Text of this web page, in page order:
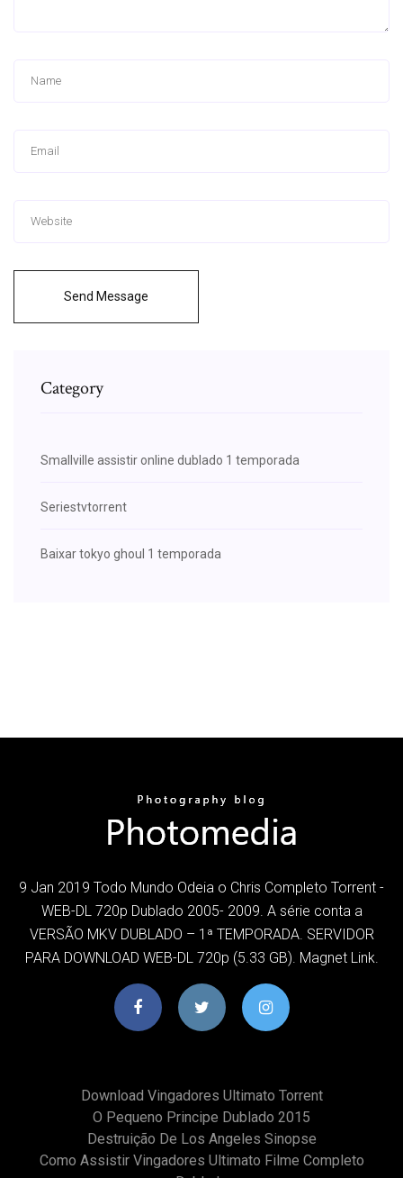
Send Message
Category
Smallville assistir online dublado 1 temporada
Seriestvtorrent
Baixar tokyo ghoul 1 temporada
9 Jan 2019 Todo Mundo Odeia o Chris Completo Torrent -
WEB-DL 720p Dublado 2005- 2009. A série conta a
VERSÃO MKV DUBLADO – 1ª TEMPORADA. SERVIDOR
PARA DOWNLOAD WEB-DL 720p (5.33 GB). Magnet Link.
Download Vingadores Ultimato Torrent
O Pequeno Principe Dublado 2015
Destruição De Los Angeles Sinopse
Como Assistir Vingadores Ultimato Filme Completo